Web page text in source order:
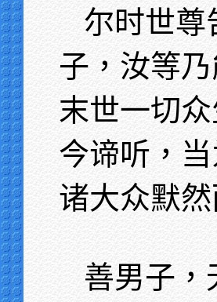
尔时世尊
子，汝等
末世一切
今谛听，
诸大众默然
善男子，